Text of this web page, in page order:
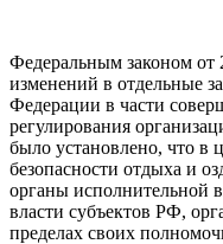
Федеральным законом
изменений в отдельные
Федерации в части
регулирования
было установлено, что в
безопасности отдыха и
органы исполнительной
власти субъектов РФ,
пределах своих